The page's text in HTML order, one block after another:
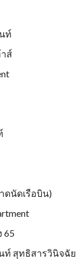
ท์
ส์
ดนัดเรือบิน)
65
สุทธิสารวินิจฉัย